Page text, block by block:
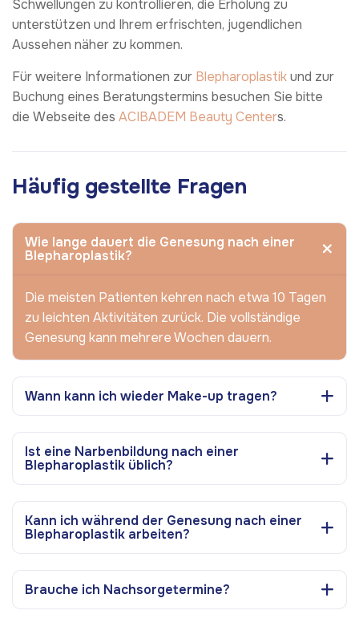
Schwellungen zu kontrollieren, die Erholung zu
unterstützen und Ihrem erfrischten, jugendlichen
Aussehen näher zu kommen.
Für weitere Informationen zur Blepharoplastikund zur
Buchung eines Beratungstermins besuchen Sie bitte
die Webseite des ACIBADEM Beauty Centers.
Häufig gestellte Fragen
Wie lange dauert die Genesung nach einer
Blepharoplastik?
Die meisten Patienten kehren nach etwa 10 Tagen
zu leichten Aktivitäten zurück. Die vollständige
Genesung kann mehrere Wochen dauern.
Wann kann ich wieder Make-up tragen?
Ist eine Narbenbildung nach einer
Blepharoplastik üblich?
Kann ich während der Genesung nach einer
Blepharoplastik arbeiten?
Brauche ich Nachsorgetermine?